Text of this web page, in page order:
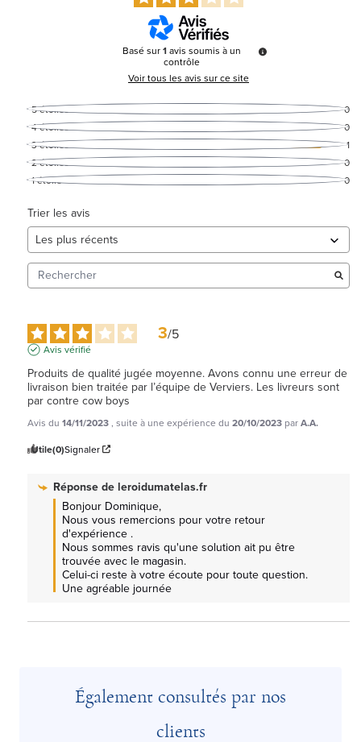
Basé sur1avis soumis à un
contrôle
Voir tous les avis sur ce site
5étoiles
0
4étoiles
0
3étoiles
1
2étoiles
0
1étoile 0
Trier les avis
3/5
Avis vérifié
Produits de qualité jugée moyenne. Avons connu une erreur de
livraison bien traitée par l’équipe de Verviers. Les livreurs sont
par contre cow boys
Avis du 14/11/2023, suite à une expérience du 20/10/2023 parA.A.
Utile(0)Signaler
Réponse deleroidumatelas.fr
Bonjour Dominique,
Nous vous remercions pour votre retour
d'expérience .
Nous sommes ravis qu'une solution ait pu être
trouvée avec le magasin.
Celui-ci reste à votre écoute pour toute question.
Une agréable journée
Également consultés par nos
clients